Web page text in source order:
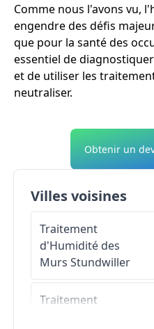
Comme nous l'avons vu,
engendre des défis
que pour la santé des
essentiel de
et de utiliser les
neutraliser.
Obtenir un
Villes voisines
Traitement
d'Humidité des
Murs Stundwiller
Traitement